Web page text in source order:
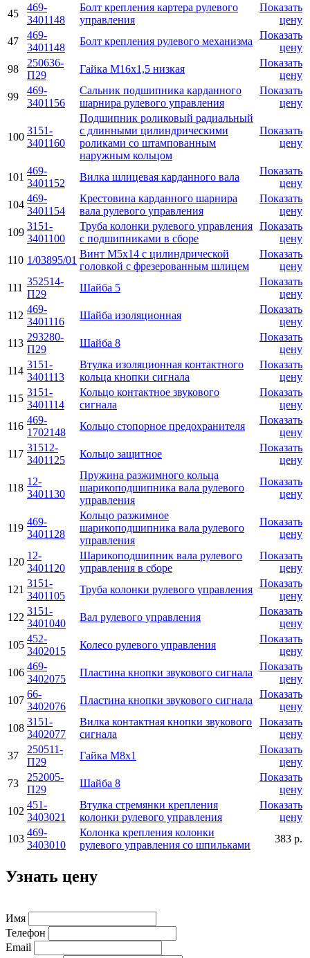
45
469-
3401148
Болт крепления картера рулевого
управления
Показать
цену
47
469-
3401148
Болт крепления рулевого механизма
Показать
цену
98
250636-
П29
Гайка М16х1,5 низкая
Показать
цену
99
469-
3401156
Сальник подшипника карданного
шарнира рулевого управления
Показать
цену
100
3151-
3401160
Подшипник роликовый радиальный
с длинными цилиндрическими
роликами со штампованным
наружным кольцом
Показать
цену
101
469-
3401152
Вилка шлицевая карданного вала
Показать
цену
104
469-
3401154
Крестовина карданного шарнира
вала рулевого управления
Показать
цену
109
3151-
3401100
Труба колонки рулевого управления
с подшипниками в сборе
Показать
цену
110 1/03895/01
Винт М5х14 с цилиндрической
головкой с фрезерованным шлицем
Показать
цену
111
352514-
П29
Шайба 5
Показать
цену
112
469-
3401116
Шайба изоляционная
Показать
цену
113
293280-
П29
Шайба 8
Показать
цену
114
3151-
3401113
Втулка изоляционная контактного
кольца кнопки сигнала
Показать
цену
115
3151-
3401114
Кольцо контактное звукового
сигнала
Показать
цену
116
469-
1702148
Кольцо стопорное предохранителя
Показать
цену
117
31512-
3401125
Кольцо защитное
Показать
цену
118
12-
3401130
Пружина разжимного кольца
шарикоподшипника вала рулевого
управления
Показать
цену
119
469-
3401128
Кольцо разжимное
шарикоподшипника вала рулевого
управления
Показать
цену
120
12-
3401120
Шарикоподшипник вала рулевого
управления в сборе
Показать
цену
121
3151-
3401105
Труба колонки рулевого управления
Показать
цену
122
3151-
3401040
Вал рулевого управления
Показать
цену
105
452-
3402015
Колесо рулевого управления
Показать
цену
106
469-
3402075
Пластина кнопки звукового сигнала
Показать
цену
107
66-
3402076
Пластина кнопки звукового сигнала
Показать
цену
108
3151-
3402077
Вилка контактная кнопки звукового
сигнала
Показать
цену
37
250511-
П29
Гайка М8х1
Показать
цену
73
252005-
П29
Шайба 8
Показать
цену
102
451-
3403021
Втулка стремянки крепления
колонки рулевого управления
Показать
цену
103
469-
3403010
Колонка крепления колонки
рулевого управления со шпильками
383 р.
Узнать цену
Имя
Телефон
Email